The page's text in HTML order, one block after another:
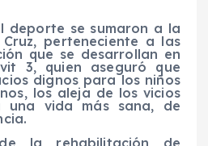
deporte se sumaron a la
perteneciente a las
que se desarrollan en
3, quien aseguró que
dignos para los niños
los aleja de los vicios
una vida más sana, de
la rehabilitación de